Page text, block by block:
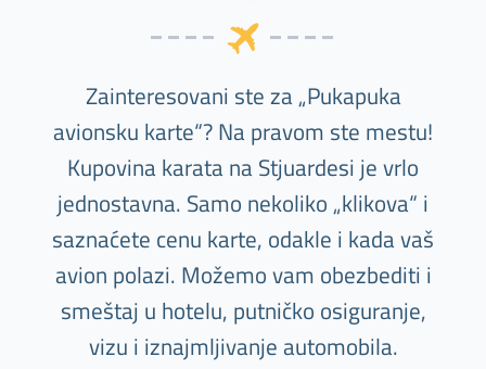
Zainteresovani ste za „Pukapuka
avionsku karte“? Na pravom ste mestu!
Kupovina karata na Stjuardesi je vrlo
jednostavna. Samo nekoliko „klikova“ i
saznaćete cenu karte, odakle i kada vaš
avion polazi. Možemo vam obezbediti i
smeštaj u hotelu, putničko osiguranje,
vizu i iznajmljivanje automobila.